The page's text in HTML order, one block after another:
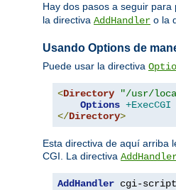
Hay dos pasos a seguir
la directiva AddHandler o la
Usando Options de
Puede usar la directiva
<Directory "/usr/
Options +ExecCGI
</Directory>
Esta directiva de aquí arriba
CGI. La directiva
AddHandler cgi-script